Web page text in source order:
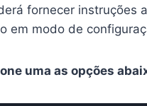
fornecer instruções
em modo de
uma as opções